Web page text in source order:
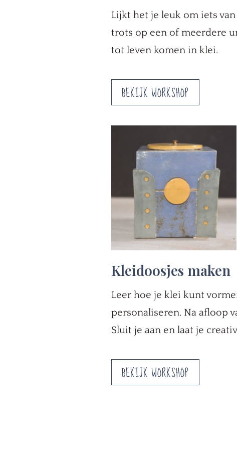
Lijkt het je leuk om iets
trots op een of meerdere
tot leven komen in klei.
BEKIJK WORKSHOP
Kleidoosjes maken
Leer hoe je klei kunt
personaliseren. Na afloop
Sluit je aan en laat je
BEKIJK WORKSHOP